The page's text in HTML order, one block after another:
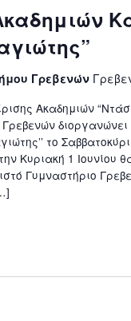
Γρεβενών
Ακαδημιών
το
Κυριακή 1 Ιουνίου
Γυμναστήριο